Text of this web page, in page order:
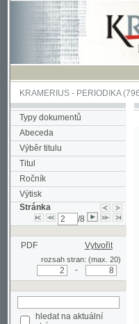
KRAMERIUS-PERIODIKA(796/
Typy dokumentů
Abeceda
Výběr titulu
Titul
Ročník
Výtisk
Stránka
PDF Vytvořit
rozsah stran: (max. 20)
stránce
Pokročilé vyhledávání